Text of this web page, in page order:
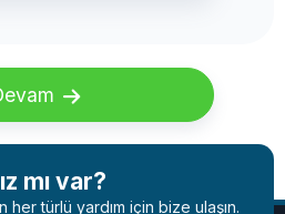
mı var?
her türlü yardım için bize ulaşın.